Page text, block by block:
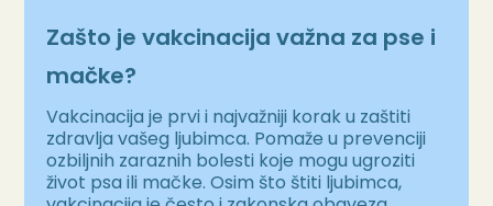
Zašto je vakcinacija važna za pse i
mačke?
Vakcinacija je prvi i najvažniji korak u zaštiti
zdravlja vašeg ljubimca. Pomaže u prevenciji
ozbiljnih zaraznih bolesti koje mogu ugroziti
život psa ili mačke. Osim što štiti ljubimca,